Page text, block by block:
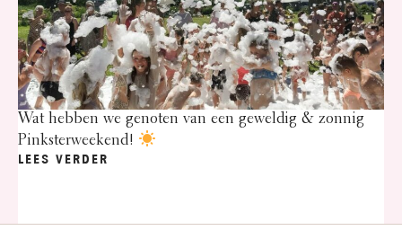
Wat hebben we genoten van een geweldig & zonnig
Pinksterweekend!
LEES VERDER